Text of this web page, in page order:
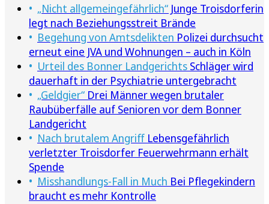
„Nicht allgemeingefährlich“ Junge Troisdorferin
legt nach Beziehungsstreit Brände
Begehung von Amtsdelikten Polizei durchsucht
erneut eine JVA und Wohnungen – auch in Köln
Urteil des Bonner Landgerichts Schläger wird
dauerhaft in der Psychiatrie untergebracht
„Geldgier“ Drei Männer wegen brutaler
Raubüberfälle auf Senioren vor dem Bonner
Landgericht
Nach brutalem Angriff Lebensgefährlich
verletzter Troisdorfer Feuerwehrmann erhält
Spende
Misshandlungs-Fall in Much Bei Pflegekindern
braucht es mehr Kontrolle